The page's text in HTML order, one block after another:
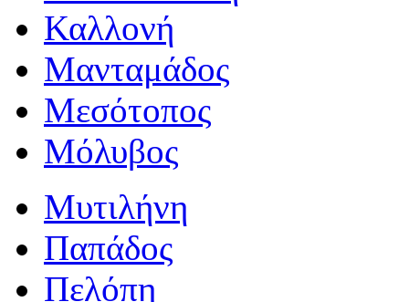
Καλλονή
Μανταμάδος
Μεσότοπος
Μόλυβος
Μυτιλήνη
Παπάδος
Πελόπη